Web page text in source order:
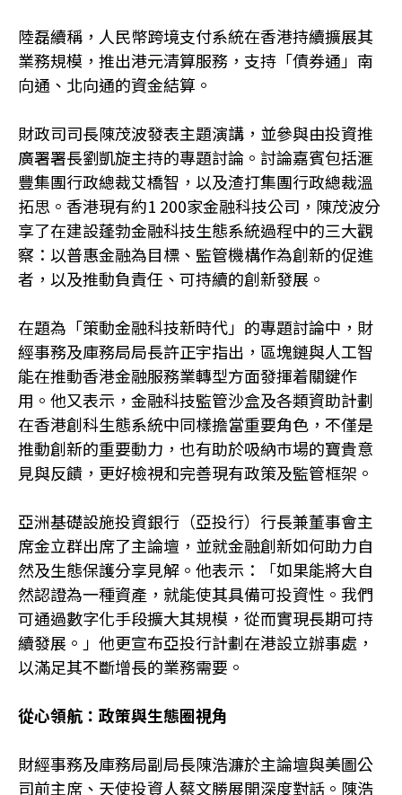
陸磊續稱，人民幣跨境支付系統在香港持續擴展其
業務規模，推出港元清算服務，支持「債券通」南
向通、北向通的資金結算。
財政司司長陳茂波發表主題演講，並參與由投資推
廣署署長劉凱旋主持的專題討論。討論嘉賓包括滙
豐集團行政總裁艾橋智，以及渣打集團行政總裁溫
拓思。香港現有約1 200家金融科技公司，陳茂波分
享了在建設蓬勃金融科技生態系統過程中的三大觀
察：以普惠金融為目標、監管機構作為創新的促進
者，以及推動負責任、可持續的創新發展。
在題為「策動金融科技新時代」的專題討論中，財
經事務及庫務局局長許正宇指出，區塊鏈與人工智
能在推動香港金融服務業轉型方面發揮着關鍵作
用。他又表示，金融科技監管沙盒及各類資助計劃
在香港創科生態系統中同樣擔當重要角色，不僅是
推動創新的重要動力，也有助於吸納巿場的寶貴意
見與反饋，更好檢視和完善現有政策及監管框架。
亞洲基礎設施投資銀行（亞投行）行長兼董事會主
席金立群出席了主論壇，並就金融創新如何助力自
然及生態保護分享見解。他表示：「如果能將大自
然認證為一種資產，就能使其具備可投資性。我們
可通過數字化手段擴大其規模，從而實現長期可持
續發展。」他更宣布亞投行計劃在港設立辦事處，
以滿足其不斷增長的業務需要。
從心領航：政策與生態圈視角
財經事務及庫務局副局長陳浩濂於主論壇與美圖公
司前主席、天使投資人蔡文勝展開深度對話。陳浩